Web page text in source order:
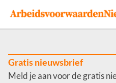
Events
Adverteren
Werkgevers
Contact
Gratis nieuwsbrief
Meld je aan voor de gratis